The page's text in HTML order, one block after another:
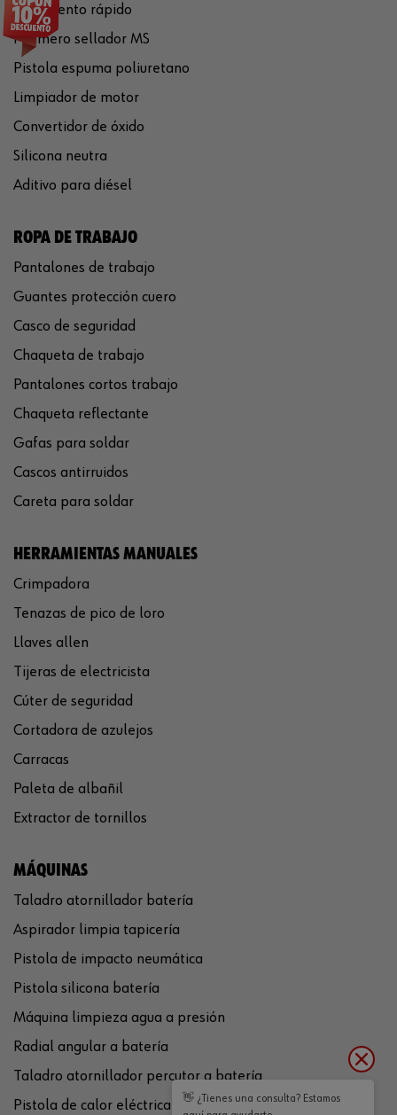
Pegamento rápido
Polímero sellador MS
Pistola espuma poliuretano
Limpiador de motor
Convertidor de óxido
Silicona neutra
Aditivo para diésel
ROPA DE TRABAJO
Pantalones de trabajo
Guantes protección cuero
Casco de seguridad
Chaqueta de trabajo
Pantalones cortos trabajo
Chaqueta reflectante
Gafas para soldar
Cascos antirruidos
Careta para soldar
HERRAMIENTAS MANUALES
Crimpadora
Tenazas de pico de loro
Llaves allen
Tijeras de electricista
Cúter de seguridad
Cortadora de azulejos
Carracas
Paleta de albañil
Extractor de tornillos
MÁQUINAS
Taladro atornillador batería
Aspirador limpia tapicería
Pistola de impacto neumática
Pistola silicona batería
Máquina limpieza agua a presión
Radial angular a batería
Taladro atornillador percutor a batería
Pistola de calor eléctrica
👋 ¿Tienes una consulta? Estamos